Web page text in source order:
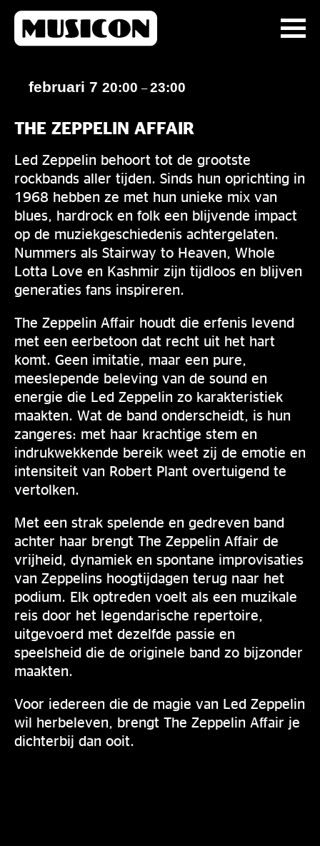
februari 7 20:00 –23:00
THE ZEPPELIN AFFAIR
Led Zeppelin behoort tot de grootste
rockbands aller tijden. Sinds hun oprichting in
1968 hebben ze met hun unieke mix van
blues, hardrock en folk een blijvende impact
op de muziekgeschiedenis achtergelaten.
Nummers als Stairway to Heaven, Whole
Lotta Love en Kashmir zijn tijdloos en blijven
generaties fans inspireren.
The Zeppelin Affair houdt die erfenis levend
met een eerbetoon dat recht uit het hart
komt. Geen imitatie, maar een pure,
meeslepende beleving van de sound en
energie die Led Zeppelin zo karakteristiek
maakten. Wat de band onderscheidt, is hun
zangeres: met haar krachtige stem en
indrukwekkende bereik weet zij de emotie en
intensiteit van Robert Plant overtuigend te
vertolken.
Met een strak spelende en gedreven band
achter haar brengt The Zeppelin Affair de
vrijheid, dynamiek en spontane improvisaties
van Zeppelins hoogtijdagen terug naar het
podium. Elk optreden voelt als een muzikale
reis door het legendarische repertoire,
uitgevoerd met dezelfde passie en
speelsheid die de originele band zo bijzonder
maakten.
Voor iedereen die de magie van Led Zeppelin
wil herbeleven, brengt The Zeppelin Affair je
dichterbij dan ooit.